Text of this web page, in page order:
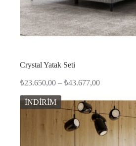
Crystal Yatak Seti
₺23.650,00 – ₺43.677,00Fiyat
₺23.650,00
₺43.677,00
İNDİRİM